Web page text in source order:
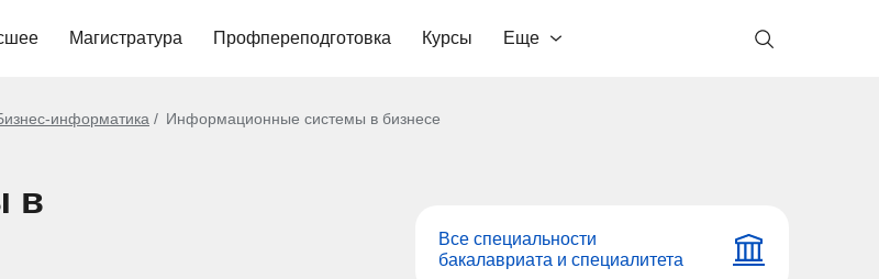
Магистратура Профпереподготовка Курсы Еще
информатика Информационные системы в бизнесе
в
Все специальности
бакалавриата и специалитета